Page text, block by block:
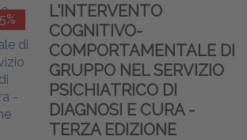
L'INTERVENTO
COGNITIVO-
COMPORTAMENTALE DI
GRUPPO NEL SERVIZIO
PSICHIATRICO DI
DIAGNOSI E CURA -
TERZA EDIZIONE